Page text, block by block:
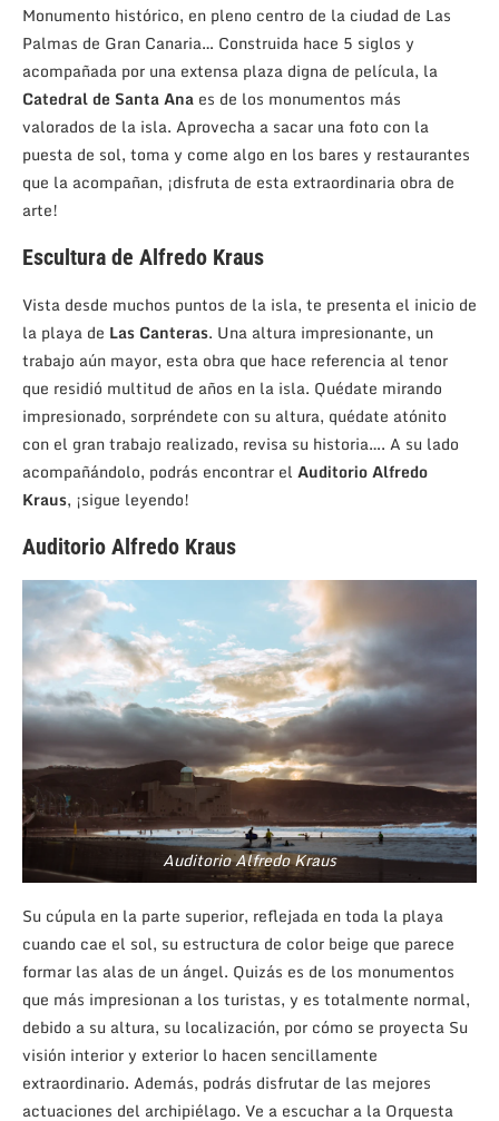
Monumento histórico, en pleno centro de la ciudad de Las
Palmas de Gran Canaria… Construida hace 5 siglos y
acompañada por una extensa plaza digna de película, la
Catedral de Santa Ana es de los monumentos más
valorados de la isla. Aprovecha a sacar una foto con la
puesta de sol, toma y come algo en los bares y restaurantes
que la acompañan, ¡disfruta de esta extraordinaria obra de
arte!
Escultura de Alfredo Kraus
Vista desde muchos puntos de la isla, te presenta el inicio de
la playa de Las Canteras. Una altura impresionante, un
trabajo aún mayor, esta obra que hace referencia al tenor
que residió multitud de años en la isla. Quédate mirando
impresionado, sorpréndete con su altura, quédate atónito
con el gran trabajo realizado, revisa su historia…. A su lado
acompañándolo, podrás encontrar el Auditorio Alfredo
Kraus, ¡sigue leyendo!
Auditorio Alfredo Kraus
Auditorio Alfredo Kraus
Su cúpula en la parte superior, reflejada en toda la playa
cuando cae el sol, su estructura de color beige que parece
formar las alas de un ángel. Quizás es de los monumentos
que más impresionan a los turistas, y es totalmente normal,
debido a su altura, su localización, por cómo se proyecta Su
visión interior y exterior lo hacen sencillamente
extraordinario. Además, podrás disfrutar de las mejores
actuaciones del archipiélago. Ve a escuchar a la Orquesta